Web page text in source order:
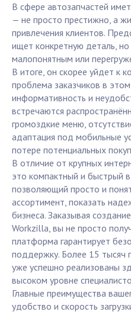
В сфере автозапчастей
— не просто престижно, а
привлечения клиентов.
ищет конкретную деталь, но
малопонятным или
В итоге, он скорее уйдет к
проблема заказчиков в
информативность и
встречаются
громоздкие меню,
адаптация под мобильные
потере потенциальных
В отличие от крупных
это компактный и быстрый
позволяющий просто и
ассортимент, показать
бизнеса. Заказывая
Workzilla, вы не просто
платформа гарантирует
поддержку. Более 15 тысяч
уже успешно реализованы
высоком уровне
Главные преимущества
удобство и скорость